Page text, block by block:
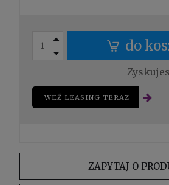
pojawił się w
do
WEŹ LEASING TERAZ
ZAPYTAJ O